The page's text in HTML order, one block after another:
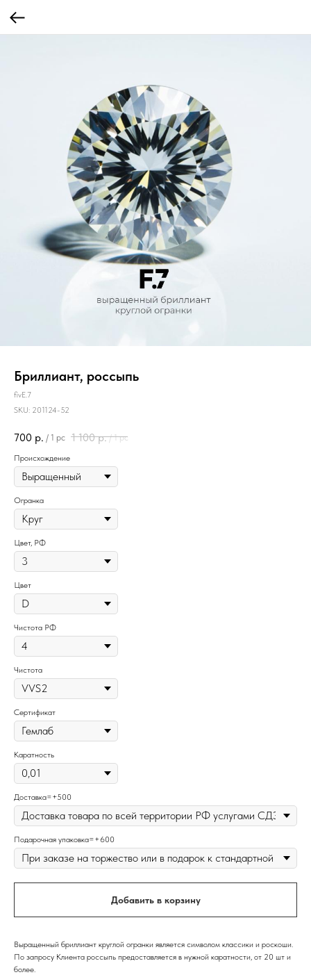
Бриллиант, россыпь
fivE.7
SKU: 201124-52
700 р. / 1 pc 1 100 р. / 1 pc
Происхождение
Огранка
Цвет, РФ
Цвет
Чистота РФ
Чистота
Сертификат
Каратность
Доставка=+500
Подарочная упаковка=+600
Добавить в корзину
Выращенный бриллиант круглой огранки является символом классики и роскоши.
По запросу Клиента россыпь предоставляется в нужной каратности, от 20 шт и
более.